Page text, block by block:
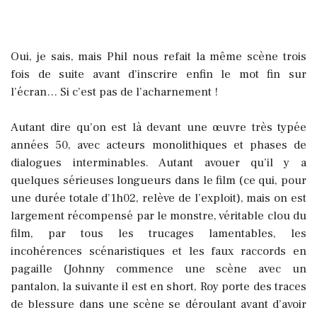
Oui, je sais, mais Phil nous refait la même scène trois
fois de suite avant d’inscrire enfin le mot fin sur
l’écran… Si c’est pas de l’acharnement !
Autant dire qu’on est là devant une œuvre très typée
années 50, avec acteurs monolithiques et phases de
dialogues interminables. Autant avouer qu’il y a
quelques sérieuses longueurs dans le film (ce qui, pour
une durée totale d’1h02, relève de l’exploit), mais on est
largement récompensé par le monstre, véritable clou du
film, par tous les trucages lamentables, les
incohérences scénaristiques et les faux raccords en
pagaille (Johnny commence une scène avec un
pantalon, la suivante il est en short, Roy porte des traces
de blessure dans une scène se déroulant avant d’avoir